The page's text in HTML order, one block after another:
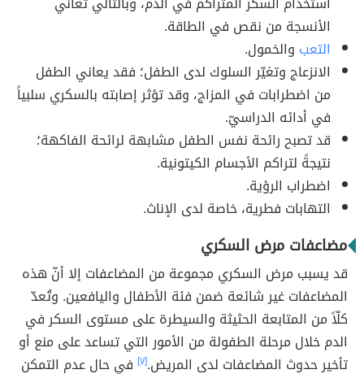
الأنسجة من نقص في الطاقة.
التعب والخمول.
الانزعاج وتغيّر السلوك لدى الطفل؛ فقد يعاني الطفل
من اضطرابات في المزاج، وقد تؤثر إصابته بالسكري سلبياً
في أدائه الدراسيّ.
قد تصبح رائحة نفس الطفل مشابهة لرائحة الفاكهة؛
نتيجةً لتراكم الأجسام الكيتونية.
اضطراب الرؤية.
التهابات فطرية، خاصة لدى الإناث.
مضاعفات مرض السكري
قد يسبب مرض السكري مجموعة من المضاعفات إلا أنّ هذه
المضاعفات غير شائعة ضمن فئة الأطفال واليافعين. وتُعدّ
كلّاً من المتابعة الحثيثة والسيطرة على مستوى السكر في
الدم خلال مرحلة الطفولة من الأمور التي تساعد على منع أو
تأخير حدوث المضاعفات لدى المريض.[٧]
في حال عدم التمكن